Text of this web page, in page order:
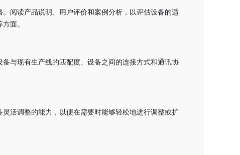
阅读产品说明、用户评价和案例分析，以评估设备的适
面。
与现有生产线的匹配度、设备之间的连接方式和通讯协
活调整的能力，以便在需要时能够轻松地进行调整或扩